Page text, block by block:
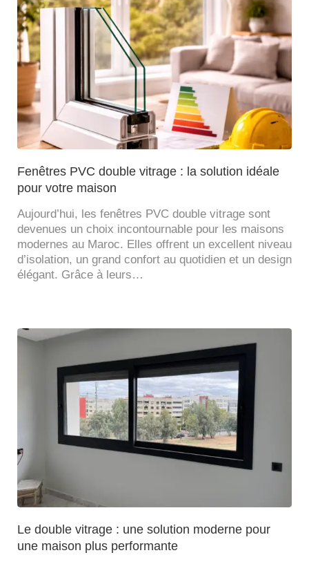
Fenêtres PVC double vitrage : la solution idéale
pour votre maison
Aujourd’hui, les fenêtres PVC double vitrage sont
devenues un choix incontournable pour les maisons
modernes au Maroc. Elles offrent un excellent niveau
d’isolation, un grand confort au quotidien et un design
élégant. Grâce à leurs…
Le double vitrage : une solution moderne pour
une maison plus performante